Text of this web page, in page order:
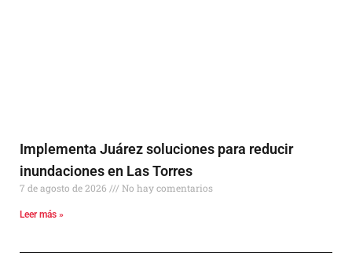
Implementa Juárez soluciones para reducir
inundaciones en Las Torres
7 de agosto de 2026 No hay comentarios
Leer más »